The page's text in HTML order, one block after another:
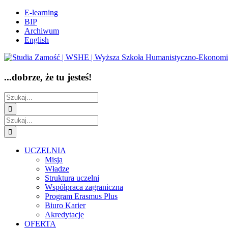
Przejdź
zawartości
FacebookE-learning
BIP
Archiwum
English
...dobrze, że tu jesteś!
Szukaj
Szukaj
UCZELNIA
Misja
Władze
Struktura uczelni
Współpraca zagraniczna
Program Erasmus Plus
Biuro Karier
Akredytacje
OFERTA